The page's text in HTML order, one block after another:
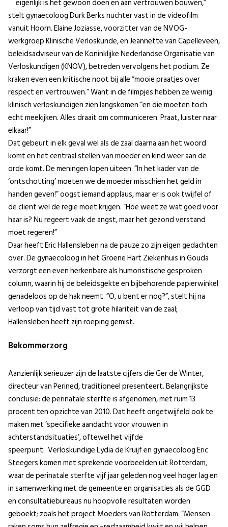
eigenlijk is het gewoon doen en aan vertrouwen bouwen,”
stelt gynaecoloog Durk Berks nuchter vast in de videofilm
vanuit Hoorn. Elaine Joziasse, voorzitter van de NVOG-
werkgroep Klinische Verloskunde, en Jeannette van Capelleveen,
beleidsadviseur van de Koninklijke Nederlandse Organisatie van
Verloskundigen (KNOV), betreden vervolgens het podium. Ze
kraken even een kritische noot bij alle “mooie praatjes over
respect en vertrouwen.” Want in de filmpjes hebben ze weinig
klinisch verloskundigen zien langskomen “en die moeten toch
echt meekijken. Alles draait om communiceren. Praat, luister naar
elkaar!”
Dat gebeurt in elk geval wel als de zaal daarna aan het woord
komt en het centraal stellen van moeder en kind weer aan de
orde komt. De meningen lopen uiteen. “In het kader van de
‘ontschotting’ moeten we de moeder misschien het geld in
handen geven!” oogst iemand applaus, maar er is ook twijfel of
de cliënt wel de regie moet krijgen. “Hoe weet ze wat goed voor
haar is? Nu regeert vaak de angst, maar het gezond verstand
moet regeren!”
Daar heeft Eric Hallensleben na de pauze zo zijn eigen gedachten
over. De gynaecoloog in het Groene Hart Ziekenhuis in Gouda
verzorgt een even herkenbare als humoristische gesproken
column, waarin hij de beleidsgekte en bijbehorende papierwinkel
genadeloos op de hak neemt. “O, u bent er nog?”, stelt hij na
verloop van tijd vast tot grote hilariteit van de zaal;
Hallensleben heeft zijn roeping gemist.
Bekommerzorg
Aanzienlijk serieuzer zijn de laatste cijfers die Ger de Winter,
directeur van Perined, traditioneel presenteert. Belangrijkste
conclusie: de perinatale sterfte is afgenomen, met ruim 13
procent ten opzichte van 2010. Dat heeft ongetwijfeld ook te
maken met ‘specifieke aandacht voor vrouwen in
achterstandsituaties’, oftewel het vijfde
speerpunt. Verloskundige Lydia de Kruijf en gynaecoloog Eric
Steegers komen met sprekende voorbeelden uit Rotterdam,
waar de perinatale sterfte vijf jaar geleden nog veel hoger lag en
in samenwerking met de gemeente en organisaties als de GGD
en consultatiebureaus nu hoopvolle resultaten worden
geboekt; zoals het project Moeders van Rotterdam. “Mensen